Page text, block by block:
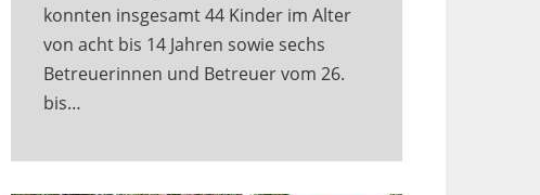
konnten insgesamt 44 Kinder im Alter
von acht bis 14 Jahren sowie sechs
Betreuerinnen und Betreuer vom 26.
bis…